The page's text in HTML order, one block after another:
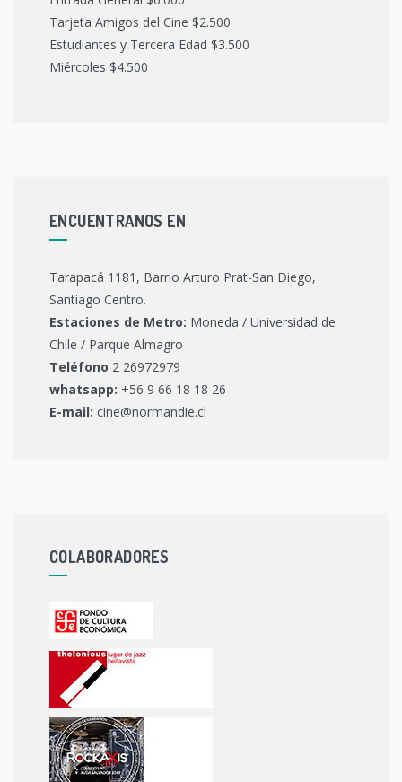
Tarjeta Amigos del Cine $2.500
Estudiantes y Tercera Edad $3.500
Miércoles $4.500
ENCUENTRANOS EN
Tarapacá 1181, Barrio Arturo Prat-San Diego,
Santiago Centro.
Estaciones de Metro: Moneda / Universidad de
Chile / Parque Almagro
Teléfono 2 26972979
whatsapp: +56 9 66 18 18 26
E-mail: cine@normandie.cl
COLABORADORES